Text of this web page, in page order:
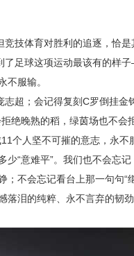
竞技体育对胜利的追逐，恰
了足球这项运动最该有的
不服输。
志超；会记得复刻C罗倒挂
绝晚熟的稻，绿茵场也不会
1个人坚不可摧的意志，永
少“意难平”。我们也不会忘
；不会忘记看台上那一句句
落泪的纯粹、永不言弃的韧